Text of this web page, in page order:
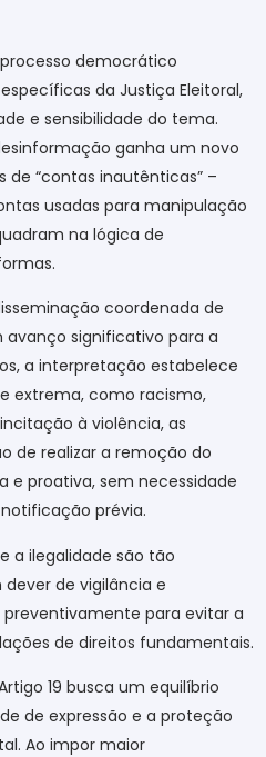
democrático
da Justiça Eleitoral,
e sensibilidade do tema.
ganha um novo
de “contas inautênticas” –
usadas para manipulação
na lógica de
coordenada de
avanço significativo para a
a interpretação estabelece
extrema, como racismo,
à violência, as
de realizar a remoção do
proativa, sem necessidade
prévia.
a ilegalidade são tão
de vigilância e
para evitar a
de direitos fundamentais.
19 busca um equilíbrio
de expressão e a proteção
Ao impor maior